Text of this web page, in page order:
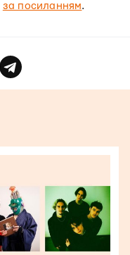
за посиланням.